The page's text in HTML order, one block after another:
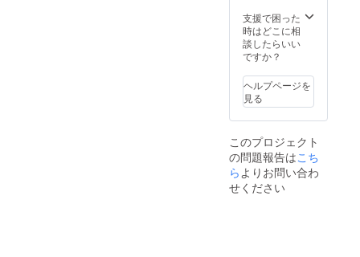
欠品な
どに
なって
しまう
ござい
ます。
万が
一、発
れる場
合は、
ご注文
受付当
日中に
必要な
場合
は、
CAMPF
セージ
行者に
直接お
問い合
わせく
ださ
い）
荷時期
が遅れ
る場合
があり
※適格請
求書発
行事業
者登録
あり
（適格
請求書
発行事
正規販
売価格
が販売
予定価
下がる
可能性
もござ
いま
ご注文
状況、
使用部
材の供
給状
いま
す。 ※
デザイ
ン・仕
更にな
る可能
性もご
ざいま
了承く
ださ
い。 ※
皆様の
ご支援
支援で困った
時はどこに相
談したらいい
ですか？
ヘルプページを
見る
このプロジェクト
の問題報告はこち
ら よりお問い合わ
せください